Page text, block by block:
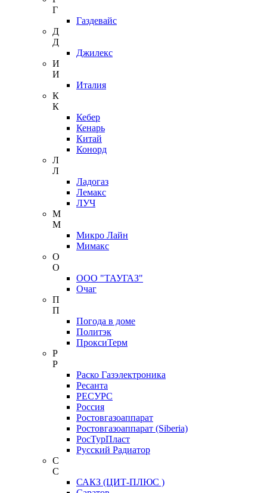
Г
Газдевайс
Д
Д
Джилекс
И
И
Италия
К
К
Кебер
Кенарь
Китай
Конорд
Л
Л
Ладогаз
Лемакс
ЛУЧ
М
М
Микро Лайн
Мимакс
О
О
ООО "ТАУГАЗ"
Очаг
П
П
Погода в доме
Политэк
ПроксиТерм
Р
Р
Раско Газэлектроника
Ресанта
РЕСУРС
Россия
Ростовгазоаппарат
Ростовгазоаппарат (Siberia)
РосТурПласт
Русский Радиатор
С
С
САКЗ (ЦИТ-ПЛЮС )